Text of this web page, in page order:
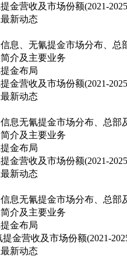
收及市场份额(2021-
动态
无氰提金市场分布、总
及主要业务
布局
收及市场份额(2021-
动态
氰提金市场分布、总部
及主要业务
布局
收及市场份额(2021-
动态
氰提金市场分布、总部
及主要业务
布局
收及市场份额(2021-
动态